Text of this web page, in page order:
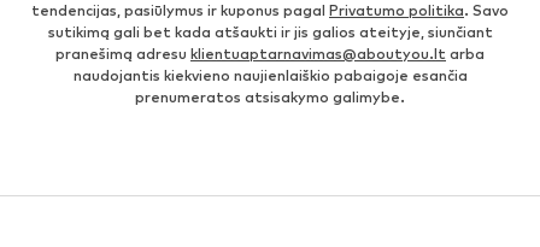
tendencijas, pasiūlymus ir kuponus pagal Privatumo politika. Savo
sutikimą gali bet kada atšaukti ir jis galios ateityje, siunčiant
pranešimą adresu klientuaptarnavimas@aboutyou.lt arba
naudojantis kiekvieno naujienlaiškio pabaigoje esančia
prenumeratos atsisakymo galimybe.